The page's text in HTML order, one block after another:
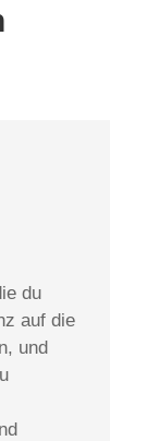
du
auf die
und